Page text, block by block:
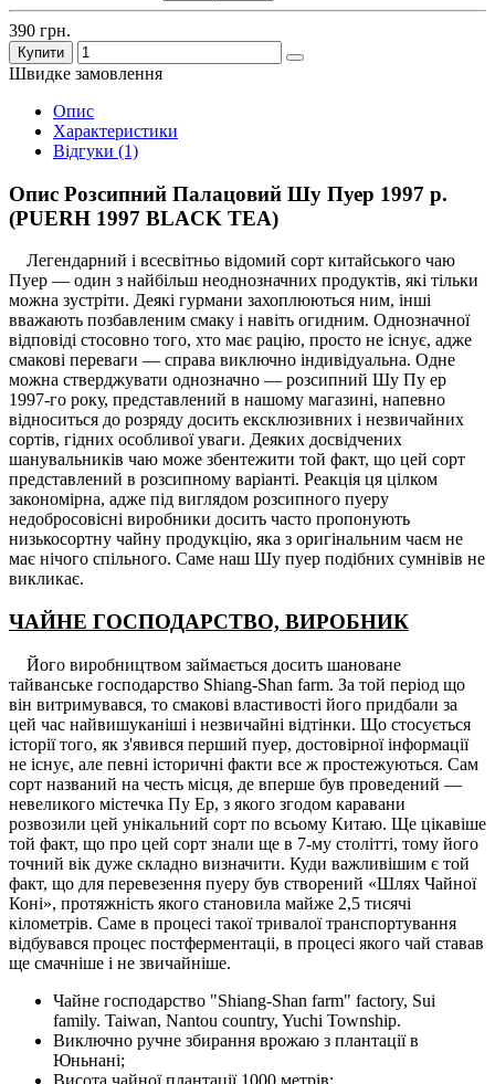
390 грн.
Купити
Швидке замовлення
Опис
Характеристики
Відгуки (1)
Опис Розсипний Палацовий Шу Пуер 1997 р.
(PUERH 1997 BLACK TEA)
Легендарний і всесвітньо відомий сорт китайського чаю
Пуер — один з найбільш неоднозначних продуктів, які тільки
можна зустріти. Деякі гурмани захоплюються ним, інші
вважають позбавленим смаку і навіть огидним. Однозначної
відповіді стосовно того, хто має рацію, просто не існує, адже
смакові переваги — справа виключно індивідуальна. Одне
можна стверджувати однозначно — розсипний Шу Пу ер
1997-го року, представлений в нашому магазині, напевно
відноситься до розряду досить ексклюзивних і незвичайних
сортів, гідних особливої ​​уваги. Деяких досвідчених
шанувальників чаю може збентежити той факт, що цей сорт
представлений в розсипному варіанті. Реакція ця цілком
закономірна, адже під виглядом розсипного пуеру
недобросовісні виробники досить часто пропонують
низькосортну чайну продукцію, яка з оригінальним чаєм не
має нічого спільного. Саме наш Шу пуер подібних сумнівів не
викликає.
ЧАЙНЕ ГОСПОДАРСТВО, ВИРОБНИК
Його виробництвом займається досить шановане
тайванське господарство Shiang-Shan farm. За той період що
він витримувався, то смакові властивості його придбали за
цей час найвишуканіші і незвичайні відтінки. Що стосується
історії того, як з'явився перший пуер, достовірної інформації
не існує, але певні історичні факти все ж простежуються. Сам
сорт названий на честь місця, де вперше був проведений —
невеликого містечка Пу Ер, з якого згодом каравани
розвозили цей унікальний сорт по всьому Китаю. Ще цікавіше
той факт, що про цей сорт знали ще в 7-му столітті, тому його
точний вік дуже складно визначити. Куди важливішим є той
факт, що для перевезення пуеру був створений «Шлях Чайної
Коні», протяжність якого становила майже 2,5 тисячі
кілометрів. Саме в процесі такої тривалої транспортування
відбувався процес постферментаціі, в процесі якого чай ставав
ще смачніше і не звичайніше.
Чайне господарство "Shiang-Shan farm" factory, Sui
family. Taiwan, Nantou country, Yuchi Township.
Виключно ручне збирання врожаю з плантації в
Юньнані;
Висота чайної плантації 1000 метрів;